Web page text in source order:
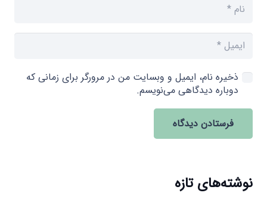
ذخیره نام، ایمیل و وبسایت من در مرورگر برای زمانی که
دوباره دیدگاهی می‌نویسم.
فرستادن دیدگاه
نوشته‌های تازه